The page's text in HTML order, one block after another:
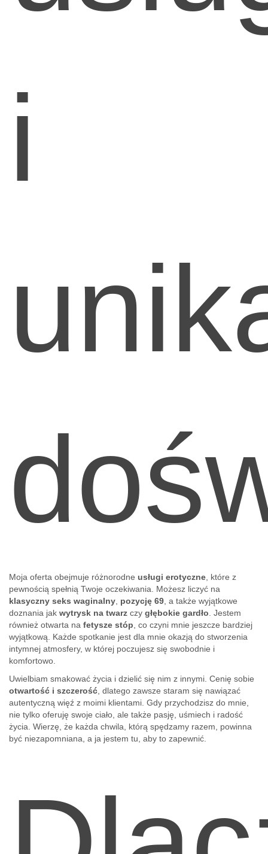
i
Moja oferta obejmuje różnorodne usługi erotyczne, które z
pewnością spełnią Twoje oczekiwania. Możesz liczyć na
klasyczny seks waginalny, pozycję 69, a także wyjątkowe
doznania jak wytrysk na twarz czy głębokie gardło. Jestem
również otwarta na fetysze stóp, co czyni mnie jeszcze bardziej
wyjątkową. Każde spotkanie jest dla mnie okazją do stworzenia
intymnej atmosfery, w której poczujesz się swobodnie i
komfortowo.
Uwielbiam smakować życia i dzielić się nim z innymi. Cenię sobie
otwartość i szczerość, dlatego zawsze staram się nawiązać
autentyczną więź z moimi klientami. Gdy przychodzisz do mnie,
nie tylko oferuję swoje ciało, ale także pasję, uśmiech i radość
życia. Wierzę, że każda chwila, którą spędzamy razem, powinna
być niezapomniana, a ja jestem tu, aby to zapewnić.